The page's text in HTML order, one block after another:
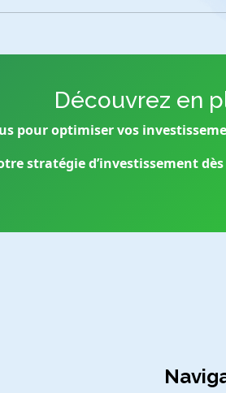
Découvrez en
pour optimiser vos
stratégie d’investissement